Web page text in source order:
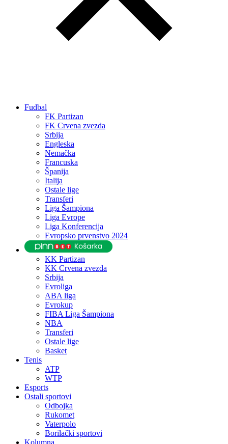
Fudbal
FK Partizan
FK Crvena zvezda
Srbija
Engleska
Nemačka
Francuska
Španija
Italija
Ostale lige
Transferi
Liga Šampiona
Liga Evrope
Liga Konferencija
Evropsko prvenstvo 2024
KK Partizan
KK Crvena zvezda
Srbija
Evroliga
ABA liga
Evrokup
FIBA Liga Šampiona
NBA
Transferi
Ostale lige
Basket
Tenis
ATP
WTP
Esports
Ostali sportovi
Odbojka
Rukomet
Vaterpolo
Borilački sportovi